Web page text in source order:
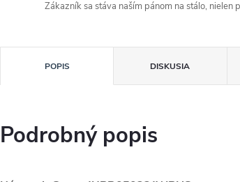
Zákazník sa stáva naším pánom na stálo, nielen
POPIS DISKUSIA
Podrobný popis